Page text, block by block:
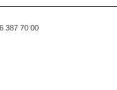
387 70 00